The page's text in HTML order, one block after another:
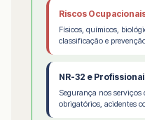
Riscos
Físicos, químicos,
classificação e
NR-32 e
Segurança nos serviços
obrigatórios, acidentes